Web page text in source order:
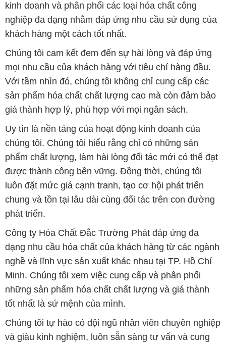
kinh doanh và phân phối các loại hóa chất công
nghiệp đa dạng nhằm đáp ứng nhu cầu sử dụng của
khách hàng một cách tốt nhất.
Chúng tôi cam kết đem đến sự hài lòng và đáp ứng
mọi nhu cầu của khách hàng với tiêu chí hàng đầu.
Với tầm nhìn đó, chúng tôi không chỉ cung cấp các
sản phẩm hóa chất chất lượng cao mà còn đảm bảo
giá thành hợp lý, phù hợp với mọi ngân sách.
Uy tín là nền tảng của hoạt động kinh doanh của
chúng tôi. Chúng tôi hiểu rằng chỉ có những sản
phẩm chất lượng, làm hài lòng đối tác mới có thể đạt
được thành công bền vững. Đồng thời, chúng tôi
luôn đặt mức giá cạnh tranh, tạo cơ hội phát triển
chung và tồn tại lâu dài cùng đối tác trên con đường
phát triển.
Công ty Hóa Chất Đắc Trường Phát đáp ứng đa
dạng nhu cầu hóa chất của khách hàng từ các ngành
nghề và lĩnh vực sản xuất khác nhau tại TP. Hồ Chí
Minh. Chúng tôi xem việc cung cấp và phân phối
những sản phẩm hóa chất chất lượng và giá thành
tốt nhất là sứ mệnh của mình.
Chúng tôi tự hào có đội ngũ nhân viên chuyên nghiệp
và giàu kinh nghiệm, luôn sẵn sàng tư vấn và cung